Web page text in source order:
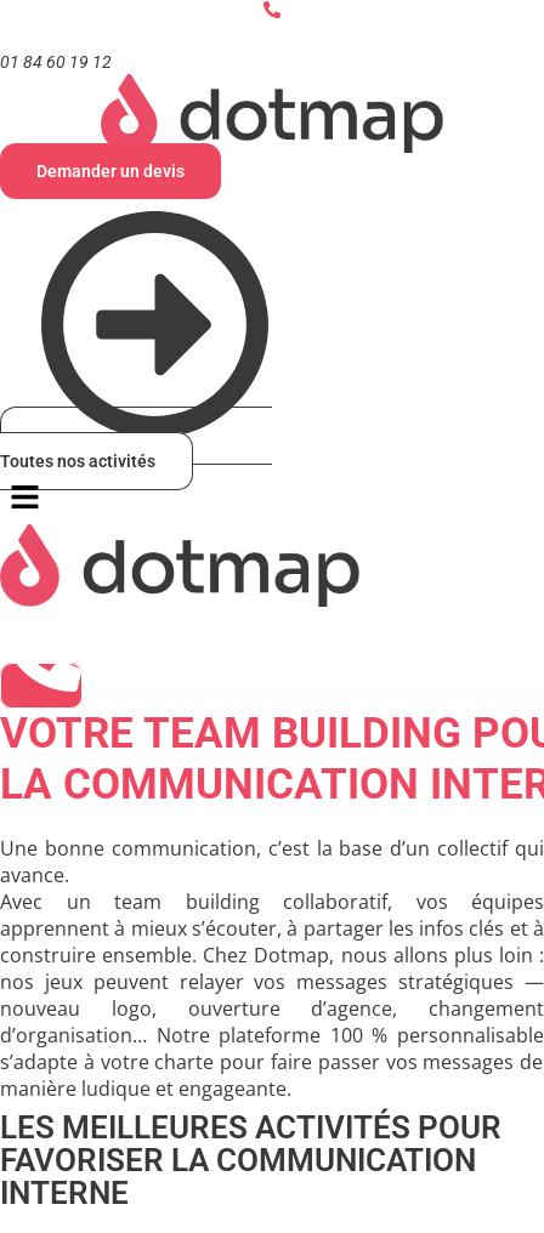
contenu
01 84 60 19 12
Demander un devis
Toutes nos activités
VOTRE TEAM BUILDING
LA COMMUNICATION
Une bonne communication, c’est la base d’un collectif qui
avance.
Avec un team building collaboratif, vos équipes
apprennent à mieux s’écouter, à partager les infos clés et à
construire ensemble. Chez Dotmap, nous allons plus loin :
nos jeux peuvent relayer vos messages stratégiques —
nouveau logo, ouverture d’agence, changement
d’organisation… Notre plateforme 100 % personnalisable
s’adapte à votre charte pour faire passer vos messages de
manière ludique et engageante.
LES MEILLEURES ACTIVITÉS POUR
FAVORISER LA COMMUNICATION
INTERNE